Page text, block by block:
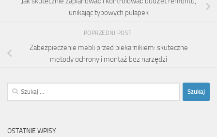
unikając typowych pułapek
POPRZEDNI POST
Zabezpieczenie mebli przed piekarnikiem: skuteczne
metody ochrony i montaż bez narzędzi
Szukaj:
OSTATNIE WPISY